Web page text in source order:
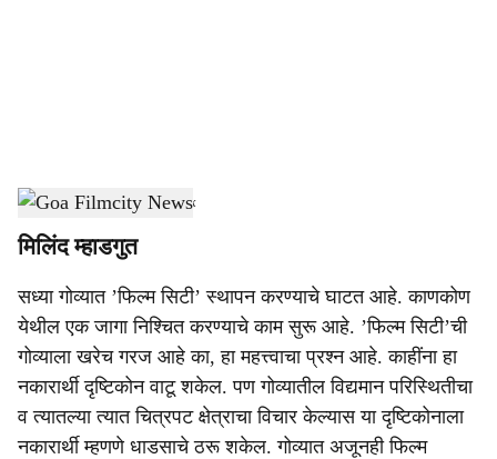
a
r
e
Goa Filmcity-Dainik Gomantak
मिलिंद म्हाडगुत
सध्या गोव्यात ’फिल्म सिटी’ स्थापन करण्याचे घाटत आहे. काणकोण
येथील एक जागा निश्चित करण्याचे काम सुरू आहे. ’फिल्म सिटी’ची
गोव्याला खरेच गरज आहे का, हा महत्त्वाचा प्रश्न आहे. काहींना हा
नकारार्थी दृष्टिकोन वाटू शकेल. पण गोव्यातील विद्यमान परिस्थितीचा
व त्यातल्या त्यात चित्रपट क्षेत्राचा विचार केल्यास या दृष्टिकोनाला
नकारार्थी म्हणणे धाडसाचे ठरू शकेल. गोव्यात अजूनही फिल्म